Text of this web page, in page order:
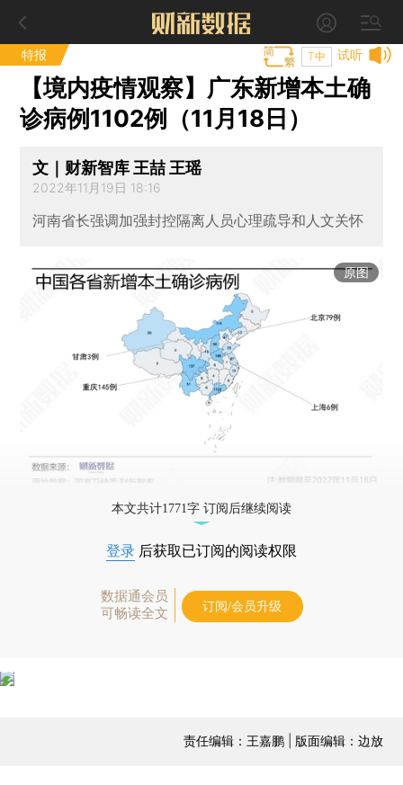
特报 试听
T中
【境内疫情观察】广东新增本土确
诊病例1102例（11月18日）
文｜财新智库 王喆 王瑶
2022年11月19日 18:16
河南省长强调加强封控隔离人员心理疏导和人文关怀
原图
本文共计1771字 订阅后继续阅读
登录 后获取已订阅的阅读权限
数据通会员
可畅读全文
订阅/会员升级
责任编辑：王嘉鹏 | 版面编辑：边放